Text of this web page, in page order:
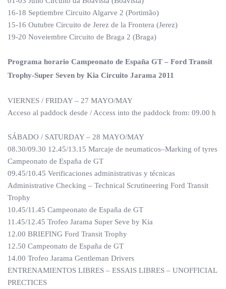
16-18 Septiembre Circuito Algarve 2 (Portimão)
15-16 Outubre Circuito de Jerez de la Frontera (Jerez)
19-20 Noveiembre Circuito de Braga 2 (Braga)
Programa horario Campeonato de España GT – Ford Transit
Trophy-Super Seven by Kia Circuito Jarama 2011
VIERNES / FRIDAY – 27 MAYO/MAY
Acceso al paddock desde / Access into the paddock from: 09.00 h
SÁBADO / SATURDAY – 28 MAYO/MAY
08.30/09.30 12.45/13.15 Marcaje de neumaticos–Marking of tyres
Campeonato de España de GT
09.45/10.45 Verificaciones administrativas y técnicas
Administrative Checking – Technical Scrutineering Ford Transit
Trophy
10.45/11.45 Campeonato de España de GT
11.45/12.45 Trofeo Jarama Super Seve by Kia
12.00 BRIEFING Ford Transit Trophy
12.50 Campeonato de España de GT
14.00 Trofeo Jarama Gentleman Drivers
ENTRENAMIENTOS LIBRES – ESSAIS LIBRES – UNOFFICIAL
PRECTICES